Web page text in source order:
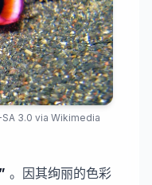
SA 3.0 via Wikimedia
。因其绚丽的色彩